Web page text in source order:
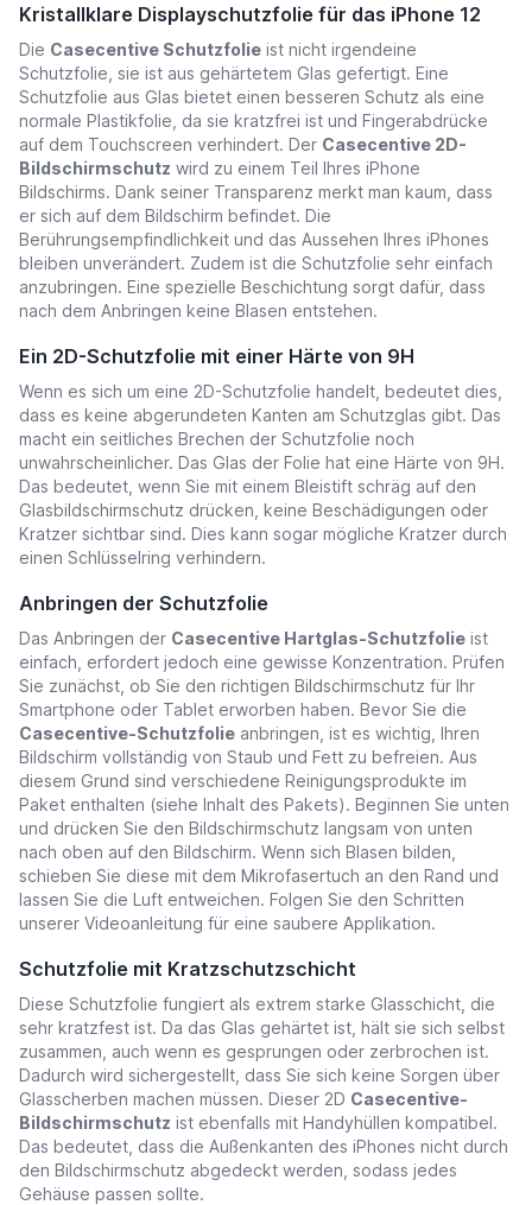
Kristallklare Displayschutzfolie für das iPhone 12
Die Casecentive Schutzfolie ist nicht irgendeine
Schutzfolie, sie ist aus gehärtetem Glas gefertigt. Eine
Schutzfolie aus Glas bietet einen besseren Schutz als eine
normale Plastikfolie, da sie kratzfrei ist und Fingerabdrücke
auf dem Touchscreen verhindert. Der Casecentive 2D-
Bildschirmschutz wird zu einem Teil Ihres iPhone
Bildschirms. Dank seiner Transparenz merkt man kaum, dass
er sich auf dem Bildschirm befindet. Die
Berührungsempfindlichkeit und das Aussehen Ihres iPhones
bleiben unverändert. Zudem ist die Schutzfolie sehr einfach
anzubringen. Eine spezielle Beschichtung sorgt dafür, dass
nach dem Anbringen keine Blasen entstehen.
Ein 2D-Schutzfolie mit einer Härte von 9H
Wenn es sich um eine 2D-Schutzfolie handelt, bedeutet dies,
dass es keine abgerundeten Kanten am Schutzglas gibt. Das
macht ein seitliches Brechen der Schutzfolie noch
unwahrscheinlicher. Das Glas der Folie hat eine Härte von 9H.
Das bedeutet, wenn Sie mit einem Bleistift schräg auf den
Glasbildschirmschutz drücken, keine Beschädigungen oder
Kratzer sichtbar sind. Dies kann sogar mögliche Kratzer durch
einen Schlüsselring verhindern.
Anbringen der Schutzfolie
Das Anbringen der Casecentive Hartglas-Schutzfolie ist
einfach, erfordert jedoch eine gewisse Konzentration. Prüfen
Sie zunächst, ob Sie den richtigen Bildschirmschutz für Ihr
Smartphone oder Tablet erworben haben. Bevor Sie die
Casecentive-Schutzfolie anbringen, ist es wichtig, Ihren
Bildschirm vollständig von Staub und Fett zu befreien. Aus
diesem Grund sind verschiedene Reinigungsprodukte im
Paket enthalten (siehe Inhalt des Pakets). Beginnen Sie unten
und drücken Sie den Bildschirmschutz langsam von unten
nach oben auf den Bildschirm. Wenn sich Blasen bilden,
schieben Sie diese mit dem Mikrofasertuch an den Rand und
lassen Sie die Luft entweichen. Folgen Sie den Schritten
unserer Videoanleitung für eine saubere Applikation.
Schutzfolie mit Kratzschutzschicht
Diese Schutzfolie fungiert als extrem starke Glasschicht, die
sehr kratzfest ist. Da das Glas gehärtet ist, hält sie sich selbst
zusammen, auch wenn es gesprungen oder zerbrochen ist.
Dadurch wird sichergestellt, dass Sie sich keine Sorgen über
Glasscherben machen müssen. Dieser 2D Casecentive-
Bildschirmschutz ist ebenfalls mit Handyhüllen kompatibel.
Das bedeutet, dass die Außenkanten des iPhones nicht durch
den Bildschirmschutz abgedeckt werden, sodass jedes
Gehäuse passen sollte.